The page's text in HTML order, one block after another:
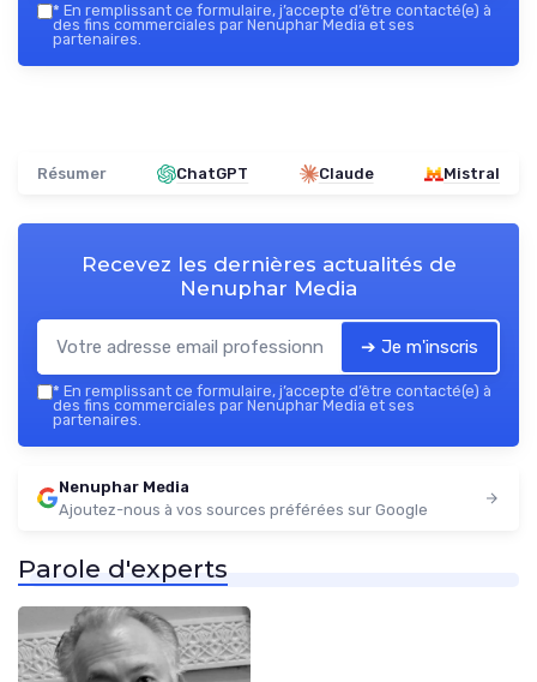
* En remplissant ce formulaire, j’accepte d’être contacté(e) à
des fins commerciales par Nenuphar Media et ses
partenaires.
Résumer ChatGPT Claude Mistral
Recevez les dernières actualités de
Nenuphar Media
➔ Je m'inscris
* En remplissant ce formulaire, j’accepte d’être contacté(e) à
des fins commerciales par Nenuphar Media et ses
partenaires.
Nenuphar Media
Ajoutez-nous à vos sources préférées sur Google
Parole d'experts